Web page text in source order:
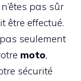
pas sûr
être effectué.
seulement
moto,
sécurité